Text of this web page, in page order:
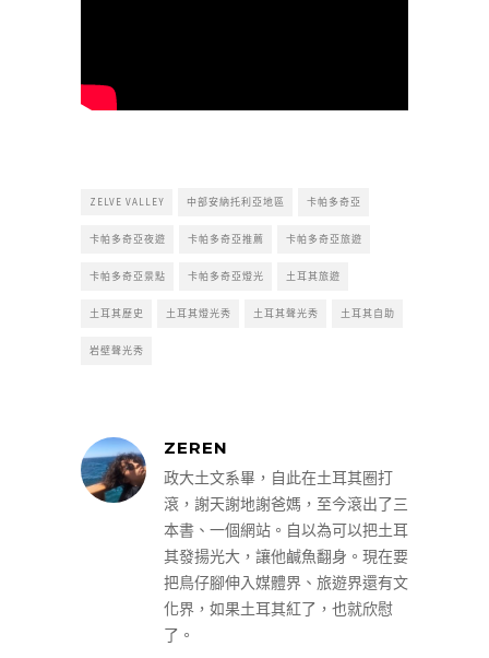
ZELVE VALLEY 中部安納托利亞地區 卡帕多奇亞
卡帕多奇亞夜遊 卡帕多奇亞推薦 卡帕多奇亞旅遊
卡帕多奇亞景點 卡帕多奇亞燈光 土耳其旅遊
土耳其歷史 土耳其燈光秀 土耳其聲光秀 土耳其自助
岩壁聲光秀
ZEREN
政大土文系畢，自此在土耳其圈打
滾，謝天謝地謝爸媽，至今滾出了三
本書、一個網站。自以為可以把土耳
其發揚光大，讓他鹹魚翻身。現在要
把鳥仔腳伸入媒體界、旅遊界還有文
化界，如果土耳其紅了，也就欣慰
了。